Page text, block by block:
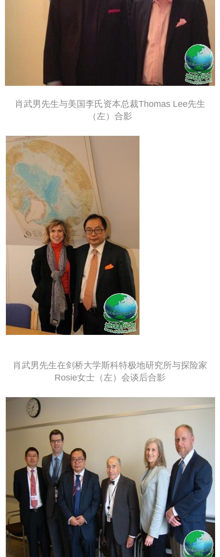
肖武男先生与美国李氏资本总裁Thomas Lee先生
（左）合影
肖武男先生在剑桥大学斯科特极地研究所与探险家
Rosie女士（左）会谈后合影